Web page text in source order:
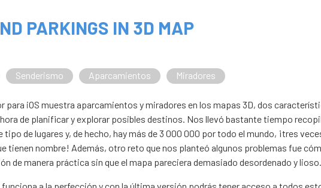
PARKINGS IN 3D MAP
Senderismo Aparcamientos Miradores
para iOS muestra aparcamientos y miradores en los mapas 3D, dos
de planificar y explorar posibles destinos. Nos llevó bastante tiempo
de lugares y, de hecho, hay más de 3 000 000 por todo el mundo, ¡tres
tienen nombre! Además, otro reto que nos planteó algunos problemas fue
de manera práctica sin que el mapa pareciera demasiado desordenado y lioso.